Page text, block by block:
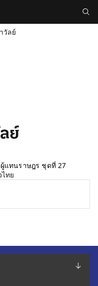
วัลย์
ย์
แทนราษฎร ชุดที่ 27
ทย